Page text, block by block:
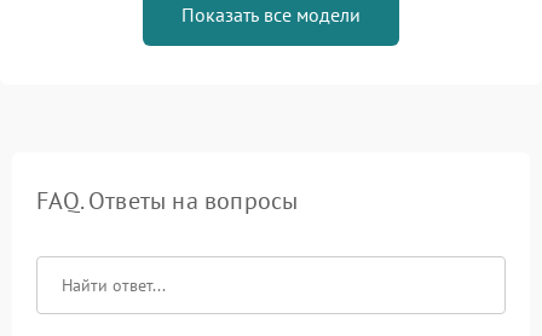
Показать все модели
FAQ. Ответы на вопросы